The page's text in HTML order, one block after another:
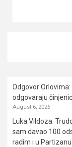
Odgovor
odgovaraju
August 6, 2026
Luka Vildoza:
sam davao 100
radim i u Partizanu